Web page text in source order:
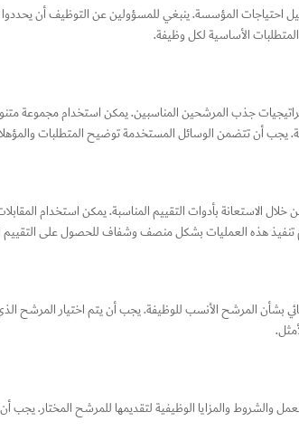
احتياجات المؤسسة. ينبغي للمسؤولين عن التوظيف أن
الأساسية لكل وظيفة.
جذب المرشحين المناسبين. يمكن استخدام مجموعة
يجب أن تتضمن الوسائل المستخدمة توضيح المتطلبات
الاستعانة بأدوات التقييم المناسبة. يمكن استخدام
هذه العمليات بشكل منصف وشفاف للحصول على التقييم
بشأن المرشح الأنسب للوظيفة. يجب أن يتم اختيار المرشح
والشروط والمزايا الوظيفية لتقديمها للمرشح المختار.